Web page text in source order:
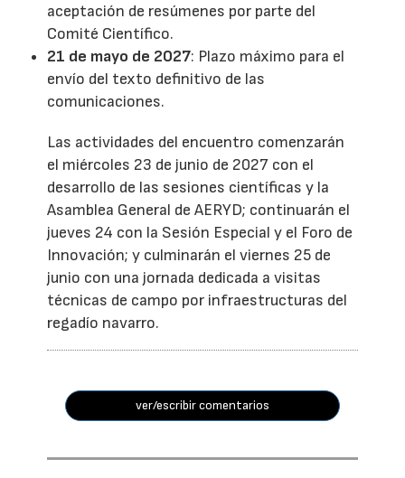
aceptación de resúmenes por parte del
Comité Científico.
21 de mayo de 2027: Plazo máximo para el
envío del texto definitivo de las
comunicaciones.
Las actividades del encuentro comenzarán
el miércoles 23 de junio de 2027 con el
desarrollo de las sesiones científicas y la
Asamblea General de AERYD; continuarán el
jueves 24 con la Sesión Especial y el Foro de
Innovación; y culminarán el viernes 25 de
junio con una jornada dedicada a visitas
técnicas de campo por infraestructuras del
regadío navarro.
ver/escribir comentarios